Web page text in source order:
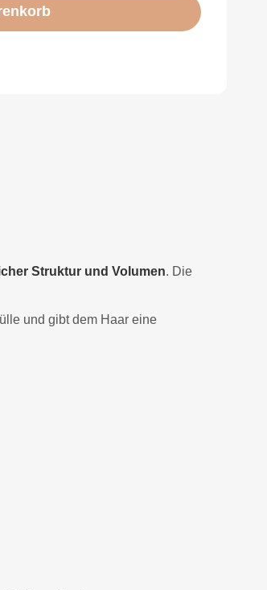
Struktur und Volumen. Die
und gibt dem Haar eine